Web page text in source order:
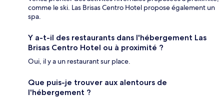
comme le ski. Las Brisas Centro Hotel propose également un
spa.
Y a-t-il des restaurants dans l'hébergement Las
Brisas Centro Hotel ou à proximité ?
Oui, il y a un restaurant sur place.
Que puis-je trouver aux alentours de
l'hébergement ?